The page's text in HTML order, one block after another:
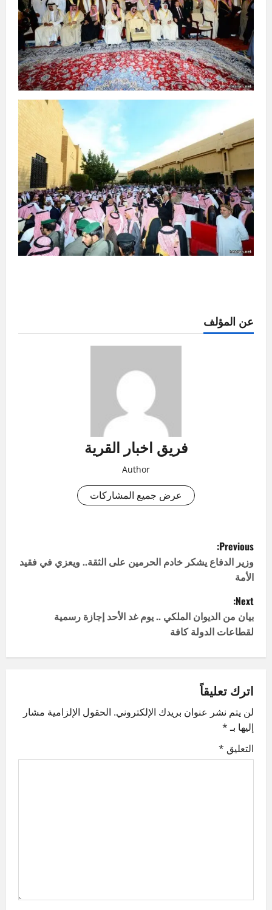
عن المؤلف
فريق اخبار القرية
Author
عرض جميع المشاركات
P
o
s
t
n
v
i
g
Previous:
وزير الدفاع يشكر خادم الحرمين على الثقة.. ويعزي في فقيد
الأمة
Next:
بيان من الديوان الملكي .. يوم غد الأحد إجازة رسمية
لقطاعات الدولة كافة
اترك تعليقاً
لن يتم نشر عنوان بريدك الإلكتروني. الحقول الإلزامية مشار
إليها بـ*
التعليق *